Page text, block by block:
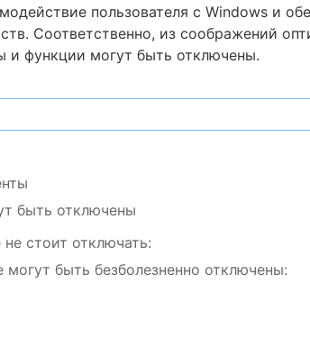
пользователя с Windows и
Соответственно, из соображений
и функции могут быть отключены.
быть отключены
стоит отключать:
быть безболезненно отключены: